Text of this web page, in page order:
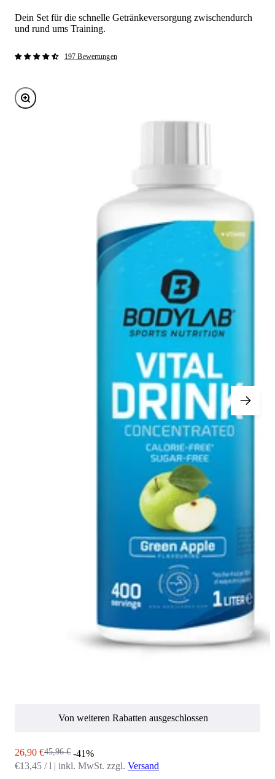
Dein Set für die schnelle Getränkeversorgung zwischendurch
und rund ums Training.
197 Bewertungen
Bild vergrößern
Von weiteren Rabatten ausgeschlossen
Angebot
26,90 €Regulärer Preis
45,96 € -41%
€13,45 / l | inkl. MwSt. zzgl. Versand